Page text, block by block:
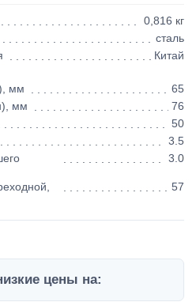
0,816 кг
сталь
Китай
мм
65
мм
76
50
3.5
3.0
57
цены на: